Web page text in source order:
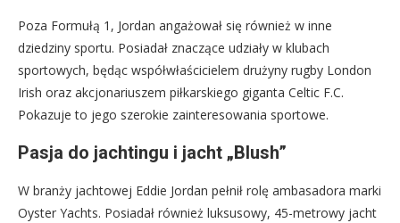
Poza Formułą 1, Jordan angażował się również w inne
dziedziny sportu. Posiadał znaczące udziały w klubach
sportowych, będąc współwłaścicielem drużyny rugby London
Irish oraz akcjonariuszem piłkarskiego giganta Celtic F.C.
Pokazuje to jego szerokie zainteresowania sportowe.
Pasja do jachtingu i jacht „Blush”
W branży jachtowej Eddie Jordan pełnił rolę ambasadora marki
Oyster Yachts. Posiadał również luksusowy, 45-metrowy jacht